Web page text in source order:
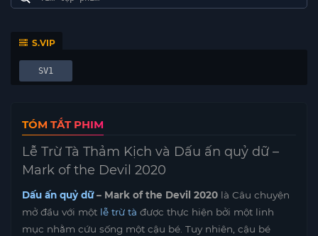
S.VIP
SV1
TÓM TẮT PHIM
Lễ Trừ Tà Thảm Kịch và Dấu ấn quỷ dữ –
Mark of the Devil 2020
Dấu ấn quỷ dữ– Mark of the Devil 2020 là Câu chuyện
mở đầu với một lễ trừ tà được thực hiện bởi một linh
mục nhằm cứu sống một cậu bé. Tuy nhiên, cậu bé